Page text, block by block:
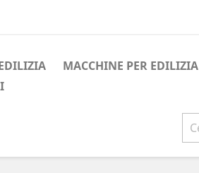
MACCHINE PER EDILIZIA